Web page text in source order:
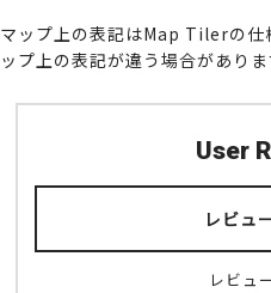
マップ上の表記はMap Tilerの仕
ップ上の表記が違う場合がありま
User
レビュ
レビュ